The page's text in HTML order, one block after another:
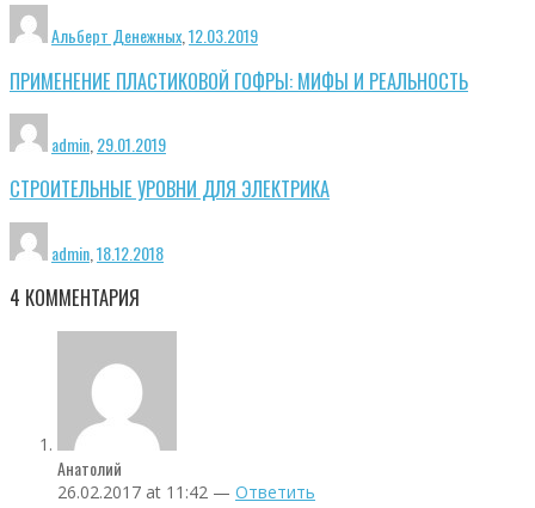
Альберт Денежных,12.03.2019
ПРИМЕНЕНИЕ ПЛАСТИКОВОЙ ГОФРЫ: МИФЫ И РЕАЛЬНОСТЬ
admin 29.01.2019
СТРОИТЕЛЬНЫЕ УРОВНИ ДЛЯ ЭЛЕКТРИКА
admin 18.12.2018
4 КОММЕНТАРИЯ
Анатолий
26.02.2017 at 11:42 — Ответить